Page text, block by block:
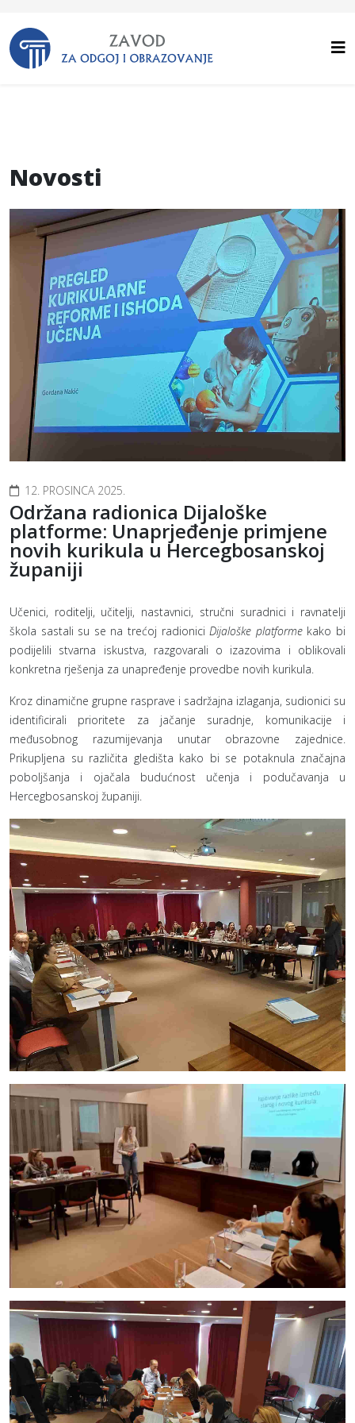
Novosti
12. PROSINCA 2025.
Održana radionica Dijaloške
platforme: Unaprjeđenje primjene
novih kurikula u Hercegbosanskoj
županiji
Učenici, roditelji, učitelji, nastavnici, stručni suradnici i ravnatelji
škola sastali su se na trećoj radioniciDijaloške platformekako bi
podijelili stvarna iskustva, razgovarali o izazovima i oblikovali
konkretna rješenja za unapređenje provedbe novih kurikula.
Kroz dinamične grupne rasprave i sadržajna izlaganja, sudionici su
identificirali prioritete za jačanje suradnje, komunikacije i
međusobnog razumijevanja unutar obrazovne zajednice.
Prikupljena su različita gledišta kako bi se potaknula značajna
poboljšanja i ojačala budućnost učenja i podučavanja u
Hercegbosanskoj županiji.